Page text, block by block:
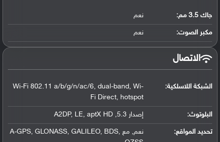
جاك 3.5 مم: نعم
مكبر الصوت: نعم
الاتصال
الشبكة اللاسلكية:
Wi-Fi 802.11 a/b/g/n/ac/6, dual-band, Wi-
Fi Direct, hotspot
البلوتوث: إصدار 5.3, A2DP, LE, aptX HD
تحديد المواقع:
نعم, مع A-GPS, GLONASS, GALILEO, BDS,